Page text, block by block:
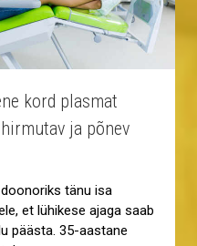
kord plasmat
ja põnev
tänu isa
et lühikese ajaga saab
päästa. 35-aastane